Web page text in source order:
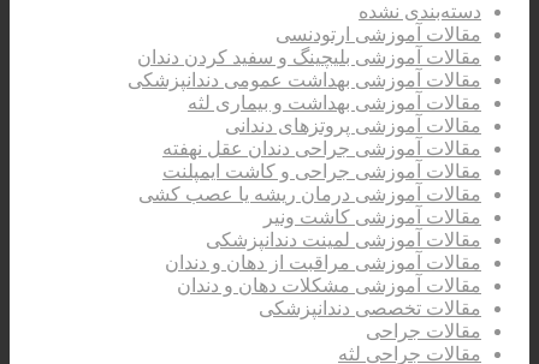
دسته‌بندی نشده
مقالات آموزشی ارتودنسی
مقالات آموزشی بلیچینگ و سفید کردن دندان
مقالات آموزشی بهداشت عمومی دندانپزشکی
مقالات آموزشی بهداشت و بیماری لثه
مقالات آموزشی پروتزهای دندانی
مقالات آموزشی جراحی دندان عقل نهفته
مقالات آموزشی جراحی و کاشت ایمپلنت
مقالات آموزشی درمان ریشه یا عصب کشی
مقالات آموزشی کاشت ونیر
مقالات آموزشی لمینت دندانپزشکی
مقالات آموزشی مراقبت از دهان و دندان
مقالات آموزشی مشکلات دهان و دندان
مقالات تخصصی دندانپزشکی
مقالات جراحی
مقالات جراحی لثه